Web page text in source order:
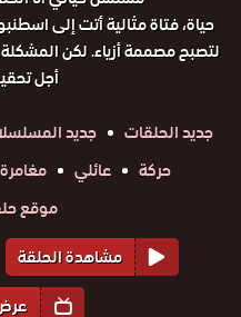
حياة، فتاة مثالية أتت إلى
لتصبح مصممة أزياء. لكن
أجل
جديد الحلقات
جديد
حركة
عائلي مغامرة
موقع
مشاهدة الحلقة